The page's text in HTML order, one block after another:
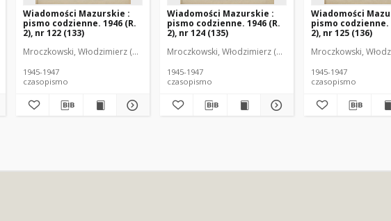
1971). Redaktor
Wiadomości Mazurskie :
pismo codzienne. 1946 (R.
2), nr 122 (133)
Mroczkowski, Włodzimierz (1902-1971). Redaktor
1945-1947
czasopismo
Wiadomości Mazurskie :
pismo codzienne. 1946 (R.
2), nr 124 (135)
Mroczkowski, Włodzimierz (1902-1971). Redaktor
1945-1947
czasopismo
Wiadomości
pismo codzienne.
2), nr 125 (136)
Mroczkowski,
1945-1947
czasopismo